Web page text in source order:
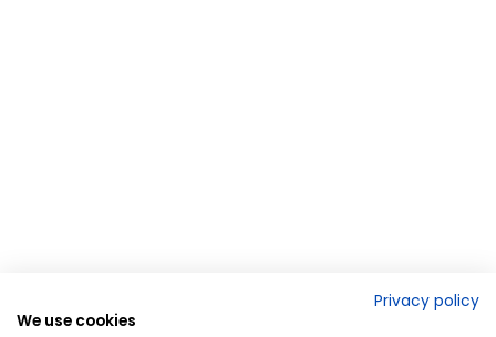
Privacy policy
We use cookies